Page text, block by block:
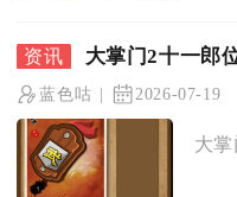
大掌门2十一郎
蓝色咕 2026-07-19
大